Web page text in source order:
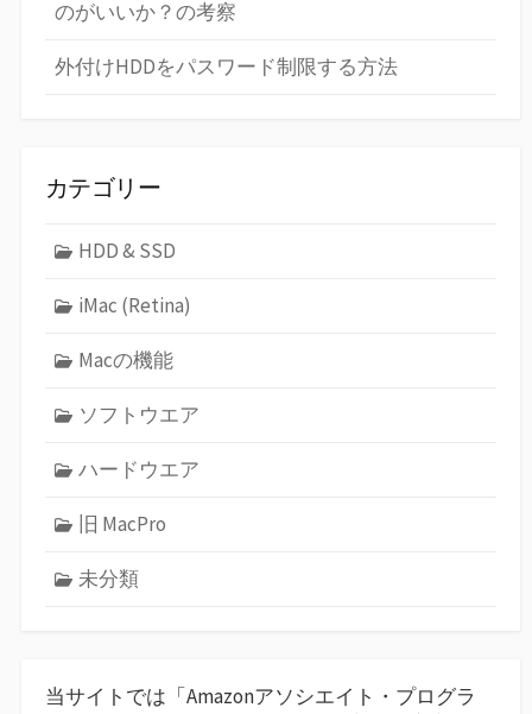
のがいいか？の考察
外付けHDDをパスワード制限する方法
カテゴリー
HDD & SSD
iMac (Retina)
Macの機能
ソフトウエア
ハードウエア
旧 MacPro
未分類
当サイトでは「Amazonアソシエイト・プログラ